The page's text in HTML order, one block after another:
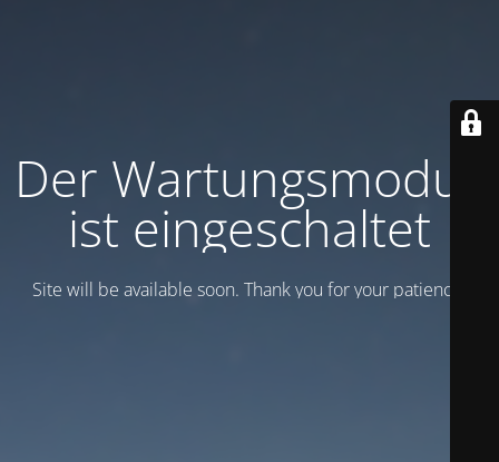
Der Wartungsmodus
ist eingeschaltet
Site will be available soon. Thank you for your patience!